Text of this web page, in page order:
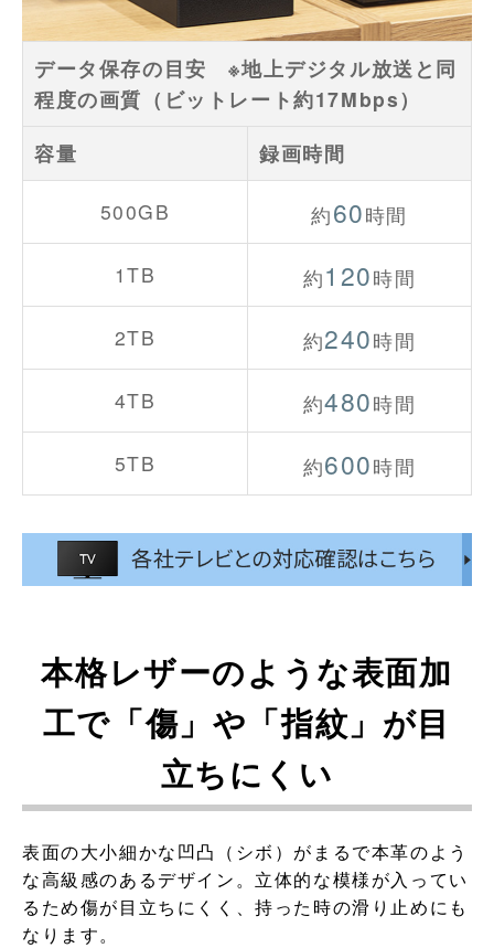
データ保存の目安 ※地上デジタル放送と同
程度の画質（ビットレート約17Mbps）
容量
録画時間
500GB 約60時間
1TB 約120時間
2TB 約240時間
4TB 約480時間
5TB 約600時間
本格レザーのような表面加
工で「傷」や「指紋」が目
立ちにくい
表面の大小細かな凹凸（シボ）がまるで本革のよう
な高級感のあるデザイン。立体的な模様が入ってい
るため傷が目立ちにくく、持った時の滑り止めにも
なります。